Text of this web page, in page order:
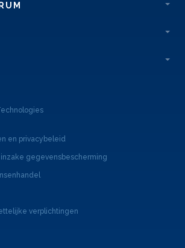
en privacybeleid
gegevensbescherming
verplichtingen